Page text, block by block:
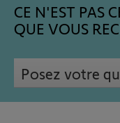
CE N'EST PAS
QUE VOUS
Posez votre